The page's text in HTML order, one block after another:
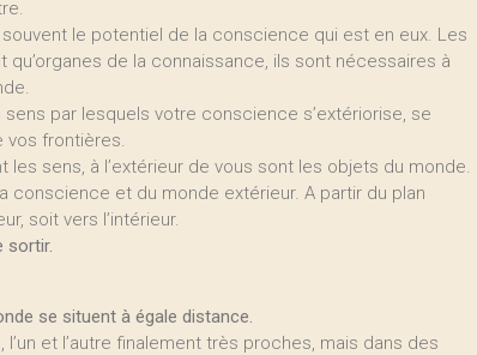
le potentiel de la conscience qui est en eux. Les
de la connaissance, ils sont nécessaires à
sens par lesquels votre conscience s’extériorise, se
vos frontières.
sens, à l’extérieur de vous sont les objets du monde.
et du monde extérieur. A partir du plan
soit vers l’intérieur.
sortir.
se situent à égale distance.
et l’autre finalement très proches, mais dans des